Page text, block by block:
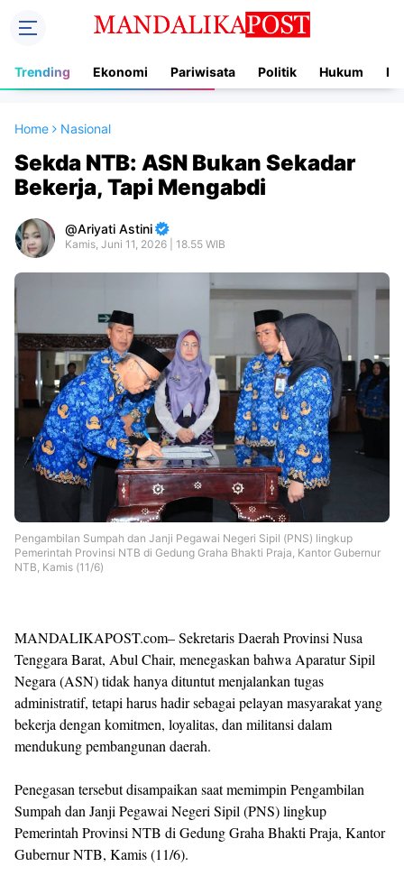
Trending Ekonomi Pariwisata Politik Hukum
Home Nasional
Sekda NTB: ASN Bukan Sekadar
Bekerja, Tapi Mengabdi
Ariyati Astini
Kamis, Juni 11, 2026 | 18.55 WIB
Pengambilan Sumpah dan Janji Pegawai Negeri Sipil (PNS) lingkup
Pemerintah Provinsi NTB di Gedung Graha Bhakti Praja, Kantor Gubernur
NTB, Kamis (11/6)
MANDALIKAPOST.com– Sekretaris Daerah Provinsi Nusa
Tenggara Barat, Abul Chair, menegaskan bahwa Aparatur Sipil
Negara (ASN) tidak hanya dituntut menjalankan tugas
administratif, tetapi harus hadir sebagai pelayan masyarakat yang
bekerja dengan komitmen, loyalitas, dan militansi dalam
mendukung pembangunan daerah.
Penegasan tersebut disampaikan saat memimpin Pengambilan
Sumpah dan Janji Pegawai Negeri Sipil (PNS) lingkup
Pemerintah Provinsi NTB di Gedung Graha Bhakti Praja, Kantor
Gubernur NTB, Kamis (11/6).